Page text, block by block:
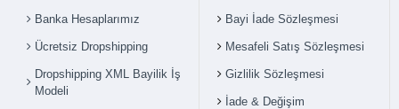
Banka Hesaplarımız
Ücretsiz Dropshipping
Dropshipping XML Bayilik İş
Modeli
Bayi İade Sözleşmesi
Mesafeli Satış Sözleşmesi
Gizlilik Sözleşmesi
İade & Değişim